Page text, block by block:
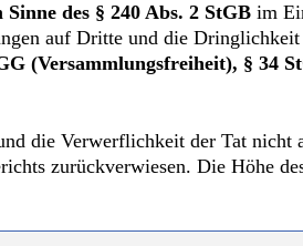
des § 240 Abs. 2 StGB im
auf Dritte und die
(Versammlungsfreiheit), § 34
die Verwerflichkeit der Tat
zurückverwiesen. Die Höhe